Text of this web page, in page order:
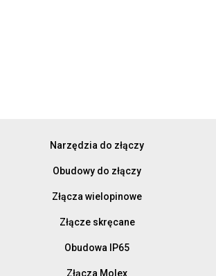
Narzędzia do złączy
Obudowy do złączy
Złącza wielopinowe
Złącze skręcane
Obudowa IP65
Złącza Molex